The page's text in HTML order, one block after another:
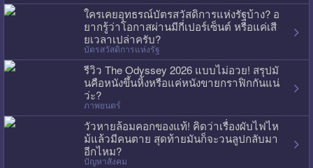
ใครเคยอุทธรณ์บัตรสวัสดิการแห่งรัฐบ้าง? อ
ยากรู้ว่าโอกาสผ่านมีกี่เปอร์เซ็นต์ หรือแค่เสี
ยเวลาเปล่าครับ?
บัตรสวัสดิการแห่งรัฐ
รีวิว The Odyssey 2026 แบบไม่อวย! สรุปมั
นคือหนังขึ้นหิ้งหรือแค่หนังขายกราฟิกกันแน่
ว่ะ?
ภาพยนตร์
วัวหายล้อมคอกของแท้! คิดว่าเรื่องผับไฟไห
ม้แล้วมีคนตาย สุดท้ายมันก็จะวนลูปกลับมา
อีกไหม?
ปัญหาสังคม